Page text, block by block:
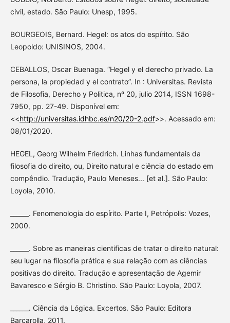
civil, estado. São Paulo: Unesp, 1995.
BOURGEOIS, Bernard. Hegel: os atos do espírito. São
Leopoldo: UNISINOS, 2004.
CEBALLOS, Oscar Buenaga. “Hegel y el derecho privado. La
persona, la propiedad y el contrato”. In : Universitas. Revista
de Filosofia, Derecho y Politica, nº 20, julio 2014, ISSN 1698-
7950, pp. 27-49. Disponível em:
<<http://universitas.idhbc.es/n20/20-2.pdf>>. Acessado em:
08/01/2020.
HEGEL, Georg Wilhelm Friedrich. Linhas fundamentais da
filosofia do direito, ou, Direito natural e ciência do estado em
compêndio. Tradução, Paulo Meneses... [et al.]. São Paulo:
Loyola, 2010.
______. Fenomenologia do espírito. Parte I, Petrópolis: Vozes,
2000.
______. Sobre as maneiras cientificas de tratar o direito natural:
seu lugar na filosofia prática e sua relação com as ciências
positivas do direito. Tradução e apresentação de Agemir
Bavaresco e Sérgio B. Christino. São Paulo: Loyola, 2007.
______. Ciência da Lógica. Excertos. São Paulo: Editora
Barcarolla, 2011.